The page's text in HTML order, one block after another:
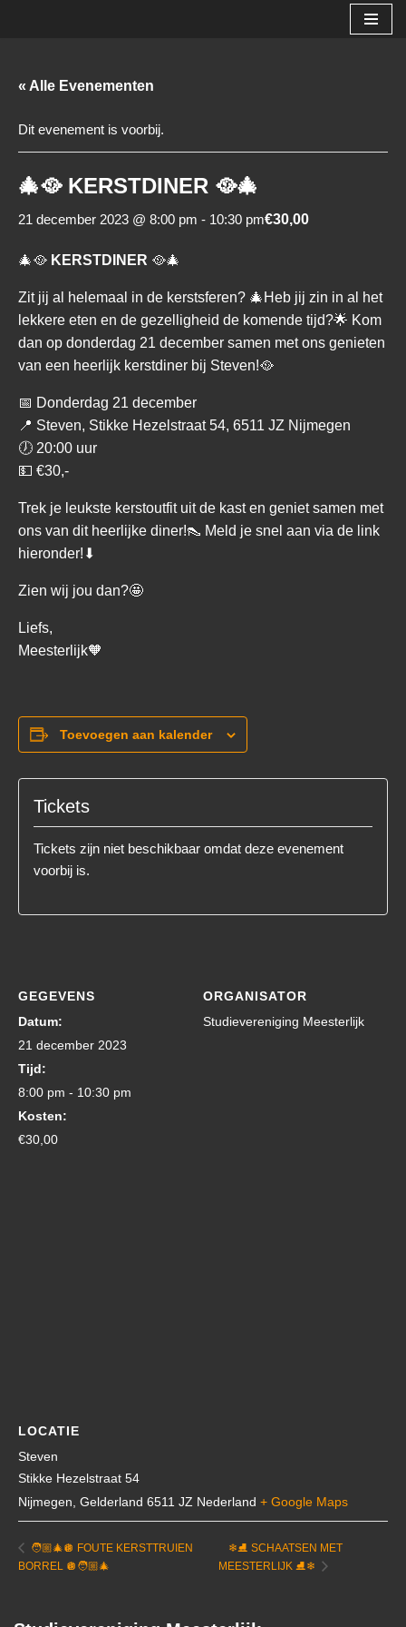
de
« Alle Evenementen
Dit evenement is voorbij.
🎄🥘 KERSTDINER 🥘🎄
21 december 2023 @ 8:00 pm - 10:30 pm€30,00
🎄🥘 KERSTDINER 🥘🎄
Zit jij al helemaal in de kerstsferen? 🎄Heb jij zin in al het
lekkere eten en de gezelligheid de komende tijd?🌟 Kom
dan op donderdag 21 december samen met ons genieten
van een heerlijk kerstdiner bij Steven!🥘
📅 Donderdag 21 december
📍 Steven, Stikke Hezelstraat 54, 6511 JZ Nijmegen
🕖 20:00 uur
💵 €30,-
Trek je leukste kerstoutfit uit de kast en geniet samen met
ons van dit heerlijke diner!👠 Meld je snel aan via de link
hieronder!⬇
Zien wij jou dan?🤩
Liefs,
Meesterlijk🧡
Toevoegen aan kalender
GEGEVENS
Datum:
21 december 2023
Tijd:
8:00 pm - 10:30 pm
Kosten:
€30,00
ORGANISATOR
Studievereniging Meesterlijk
LOCATIE
Steven
Stikke Hezelstraat 54
Nijmegen Gelderland 6511 JZ Nederland + Google Maps
Tickets
Tickets zijn niet beschikbaar omdat deze evenement
voorbij is.
🧑🏼‍🎄🪩 FOUTE KERSTTRUIEN
BORREL 🪩🧑🏼‍🎄
❄⛸ SCHAATSEN MET
MEESTERLIJK ⛸❄